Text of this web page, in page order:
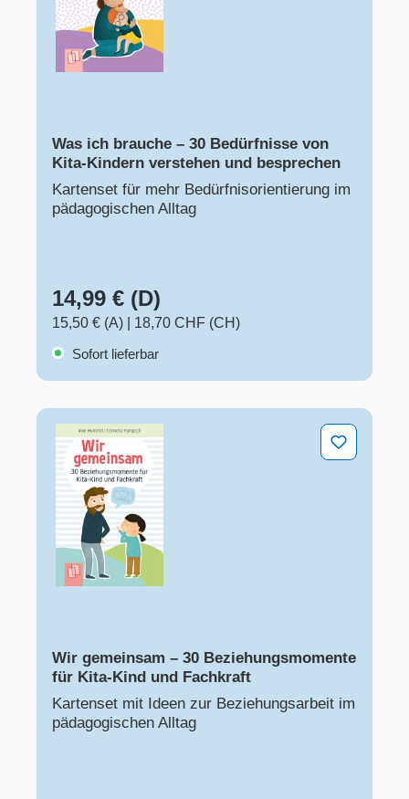
Was ich brauche – 30 Bedürfnisse von
Kita-Kindern verstehen und besprechen
Kartenset für mehr Bedürfnisorientierung im
pädagogischen Alltag
14,99 € (D)
15,50 € (A)
18,70 CHF (CH)
Sofort lieferbar
Wir gemeinsam – 30 Beziehungsmomente für Kita-
Wir gemeinsam – 30 Beziehungsmomente
für Kita-Kind und Fachkraft
Kartenset mit Ideen zur Beziehungsarbeit im
pädagogischen Alltag